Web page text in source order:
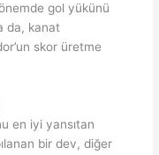
gol yükünü
da, kanat
skor üretme
en iyi yansıtan
bir dev, diğer